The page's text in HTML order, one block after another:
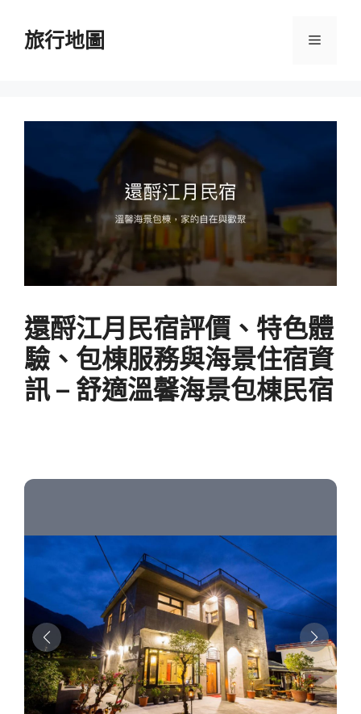
旅行地圖 選
還酹江月民宿評價、特色體
驗、包棟服務與海景住宿資
訊 – 舒適溫馨海景包棟民宿